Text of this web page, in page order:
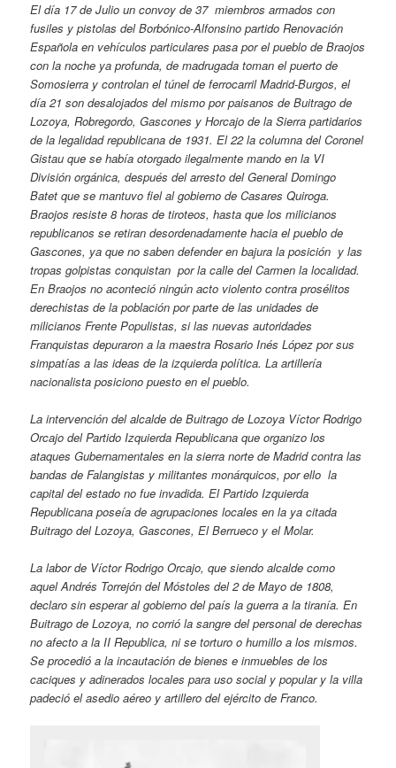
El día 17 de Julio un convoy de 37 miembros armados con
fusiles y pistolas del Borbónico-Alfonsino partido Renovación
Española en vehículos particulares pasa por elpueblo de Braojos
con la noche ya profunda, de madrugada toman el puerto de
Somosierra y controlan el túnel de ferrocarril Madrid-Burgos, el
día 21 son desalojados del mismo por paisanos de Buitrago de
Lozoya, Robregordo, Gascones y Horcajo de la Sierra partidarios
de la legalidad republicana de 1931. El 22 la columna del Coronel
Gistau que se había otorgado ilegalmente mando en la VI
División orgánica, después del arresto del General Domingo
Batet que se mantuvo fiel al gobierno de Casares Quiroga.
Braojos resiste 8 horas de tiroteos, hasta que los milicianos
republicanos se retiran desordenadamente hacia el pueblo de
Gascones, ya que no saben defender en bajura la posición y las
tropas golpistas conquistan por la calle del Carmen la localidad.
En Braojos no aconteció ningún acto violento contra prosélitos
derechistas de la población por parte de las unidades de
milicianos Frente Populistas, si las nuevas autoridades
Franquistas depuraron a la maestra Rosario Inés López por sus
simpatías a las ideas de la izquierda política. La artillería
nacionalista posiciono puesto en el pueblo.
La intervención del alcalde de Buitrago de Lozoya Víctor Rodrigo
Orcajo del Partido Izquierda Republicana que organizo los
ataques Gubernamentales en la sierra norte de Madrid contra las
bandas de Falangistas y militantes monárquicos, por ello la
capital del estado no fue invadida. El Partido Izquierda
Republicana poseía de agrupaciones locales en la ya citada
Buitrago del Lozoya, Gascones, El Berrueco y el Molar.
La labor de Víctor Rodrigo Orcajo, que siendo alcalde como
aquel Andrés Torrejón del Móstoles del 2 de Mayo de 1808,
declaro sin esperar al gobierno del país la guerra a la tiranía. En
Buitrago de Lozoya, no corrió la sangre del personal de derechas
no afecto a la II Republica, ni se torturo o humillo a los mismos.
Se procedió a la incautación de bienes e inmuebles de los
caciques y adinerados locales para uso social y popular y la villa
padeció el asedio aéreo y artillero del ejército de Franco.